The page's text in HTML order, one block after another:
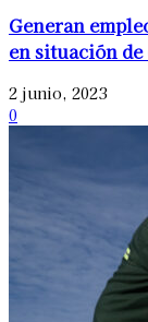
Generan
en situación
2 junio, 2023
0